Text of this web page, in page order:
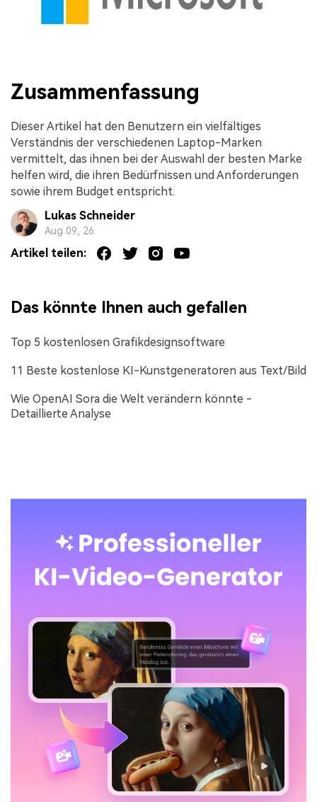
Zusammenfassung
Dieser Artikel hat den Benutzern ein vielfältiges
Verständnis der verschiedenen Laptop-Marken
vermittelt, das ihnen bei der Auswahl der besten Marke
helfen wird, die ihren Bedürfnissen und Anforderungen
sowie ihrem Budget entspricht.
Lukas Schneider
Aug 09, 26
Artikel teilen:
Das könnte Ihnen auch gefallen
Top 5 kostenlosen Grafikdesignsoftware
11 Beste kostenlose KI-Kunstgeneratoren aus Text/Bild
Wie OpenAI Sora die Welt verändern könnte -
Detaillierte Analyse